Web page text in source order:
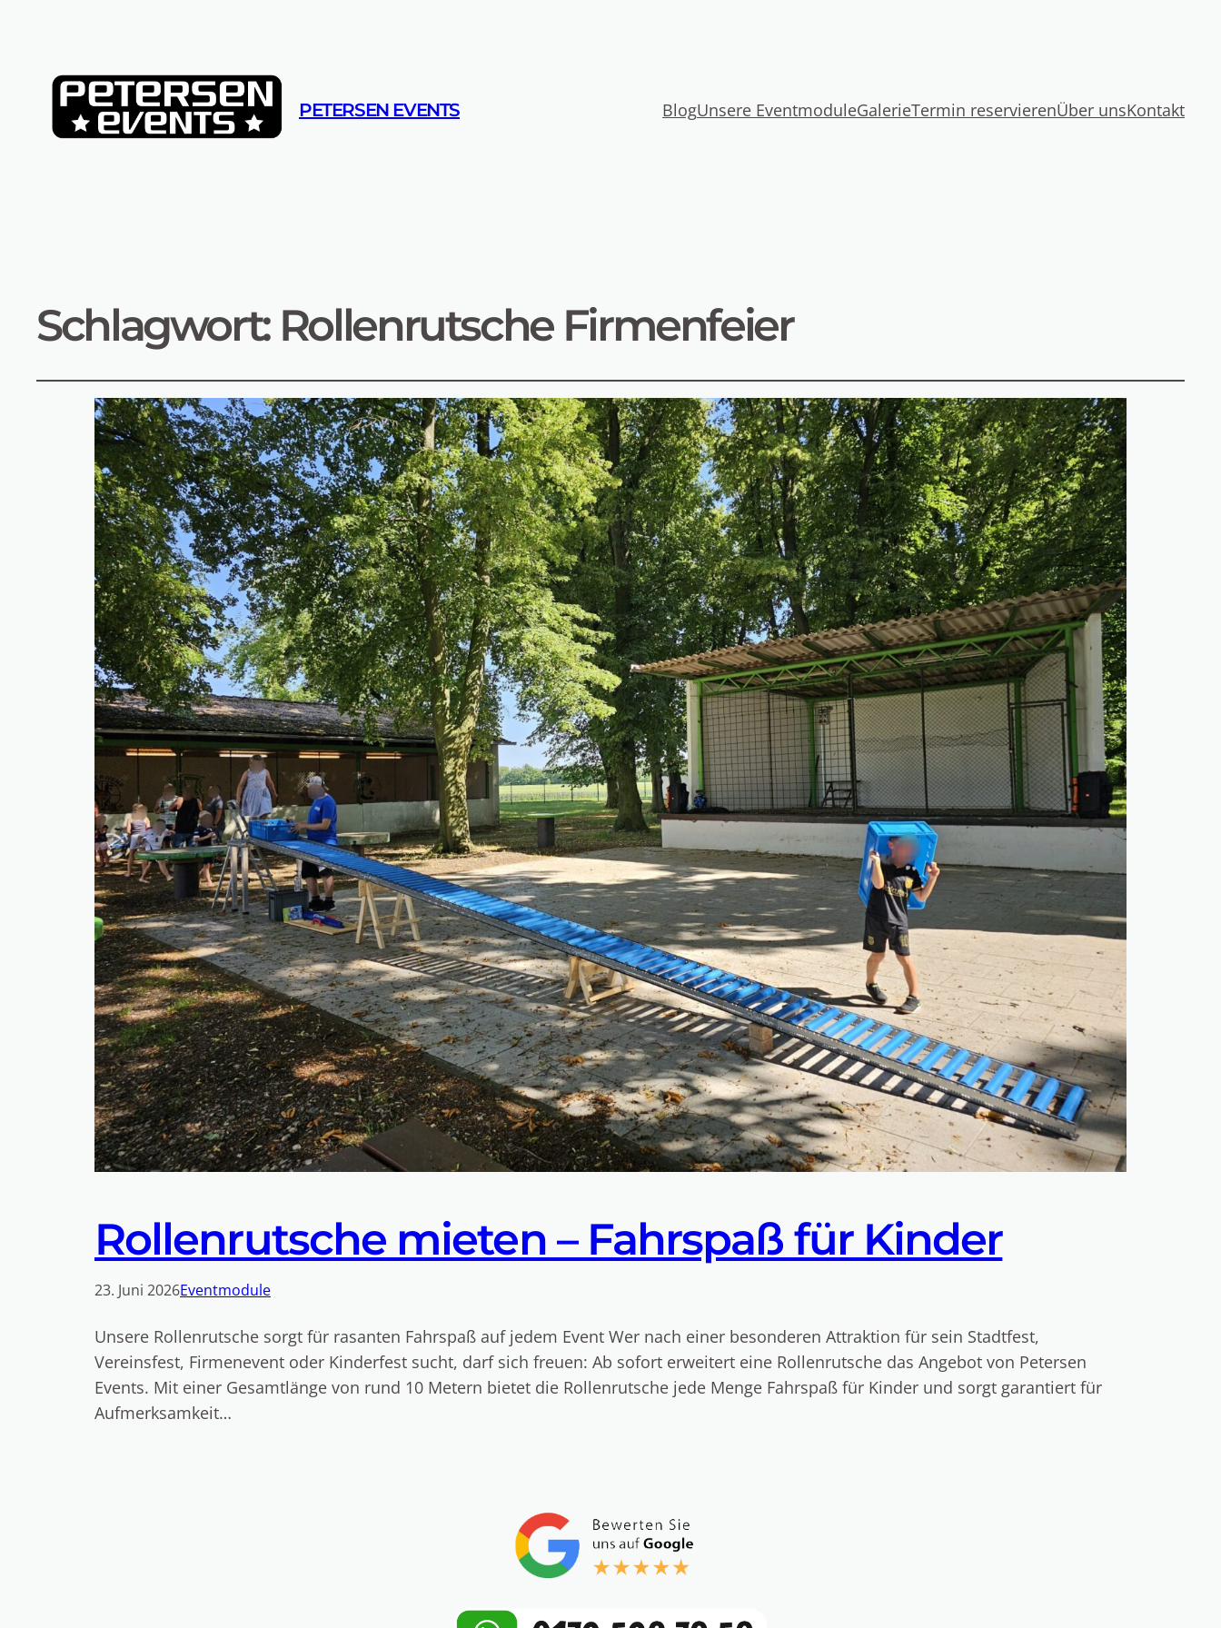
PETERSEN EVENTS BlogUnsere EventmoduleGalerieTermin reservierenÜber unsKontakt
Schlagwort: Rollenrutsche Firmenfeier
Rollenrutsche mieten – Fahrspaß für Kinder
23. Juni 2026Eventmodule
Unsere Rollenrutsche sorgt für rasanten Fahrspaß auf jedem Event Wer nach einer besonderen Attraktion für sein Stadtfest,
Vereinsfest, Firmenevent oder Kinderfest sucht, darf sich freuen: Ab sofort erweitert eine Rollenrutsche das Angebot von Petersen
Events. Mit einer Gesamtlänge von rund 10 Metern bietet die Rollenrutsche jede Menge Fahrspaß für Kinder und sorgt garantiert für
Aufmerksamkeit…